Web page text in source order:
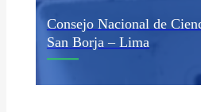
Desmontaje de aires
Consejo Nacional de
San Borja – Lima